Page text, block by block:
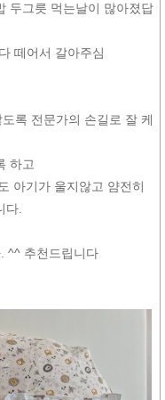
두그릇 먹는날이 많아졌답
떼어서 갈아주심
록 전문가의 손길로 잘 케
하고
아기가 울지않고 얌전히
다.
^^ 추천드립니다